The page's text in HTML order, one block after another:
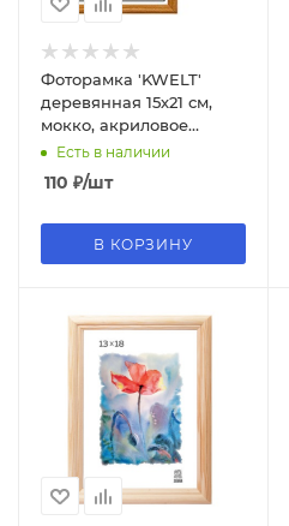
Фоторамка 'KWELT'
деревянная 15х21 см,
мокко, акриловое
стекло, сосновый багет,
КР-000083;АКРИЛ
Есть в наличии
110 ₽/шт
В КОРЗИНУ